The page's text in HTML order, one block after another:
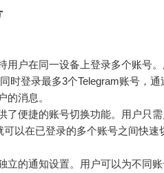
用户在同一设备上登录多个账号
时登录最多3个Telegram账号，通
的消息。
了便捷的账号切换功能。用户只
可以在已登录的多个账号之间快速
立的通知设置。用户可以为不同